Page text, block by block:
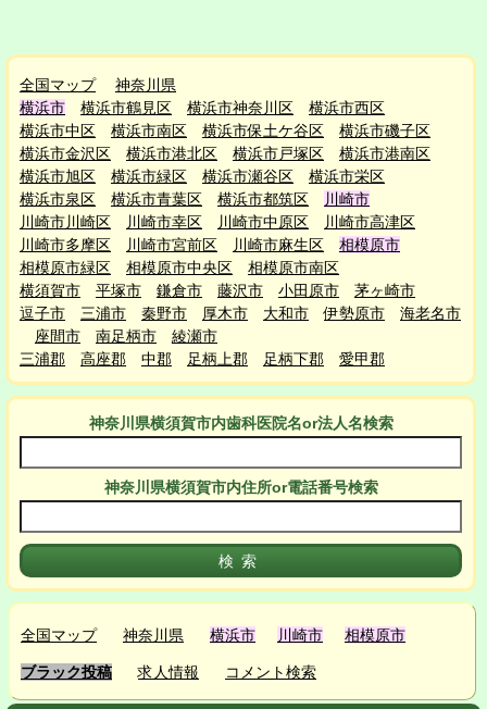
全国マップ
神奈川県
横浜市
横浜市鶴見区 横浜市神奈川区
横浜市西区
横浜市中区
横浜市南区 横浜市保土ケ谷区
横浜市磯子区
横浜市金沢区
横浜市港北区 横浜市戸塚区
横浜市港南区
横浜市旭区
横浜市緑区 横浜市瀬谷区
横浜市栄区
横浜市泉区
横浜市青葉区 横浜市都筑区
川崎市
川崎市川崎区
川崎市幸区 川崎市中原区
川崎市高津区
川崎市多摩区
川崎市宮前区 川崎市麻生区
相模原市
相模原市緑区
相模原市中央区
相模原市南区
横須賀市
平塚市 鎌倉市 藤沢市 小田原市
茅ヶ崎市
逗子市
三浦市 秦野市 厚木市 大和市 伊勢原市
海老名市
座間市
南足柄市
綾瀬市
三浦郡
高座郡 中郡 足柄上郡 足柄下郡 愛甲郡
神奈川県横須賀市内歯科医院名or法人名検索
神奈川県横須賀市内住所or電話番号検索
全国マップ 神奈川県 横浜市 川崎市 相模原市
ブラック投稿 求人情報 コメント検索